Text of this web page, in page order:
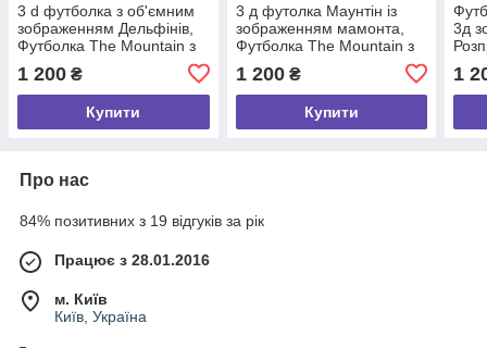
3 d футболка з об'ємним
зображенням Дельфінів,
Футболка The Mountain з
46*67 см, США
1 200 ₴
Купити
3 д футолка Маунтін із
зображенням мамонта,
Футболка The Mountain з
мамонтом — розмір 47*66
см, США
1 200₴
Купити
3д
1
Про нас
84% позитивних з 19 відгуків за рік
Працює з 28.01.2016
м. Київ
Київ, Україна